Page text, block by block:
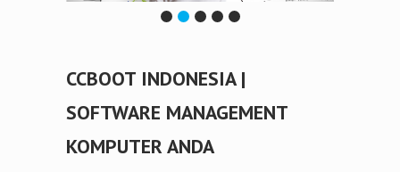
CCBOOT INDONESIA |
SOFTWARE MANAGEMENT
KOMPUTER ANDA